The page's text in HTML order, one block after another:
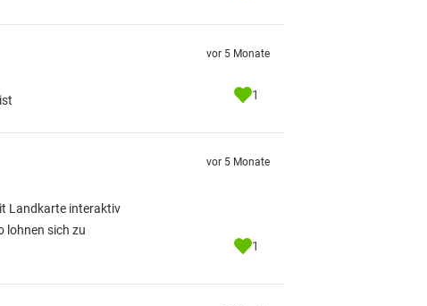
vor 5 Monate
1
Landkarte interaktiv
lohnen sich zu
vor 5 Monate
1